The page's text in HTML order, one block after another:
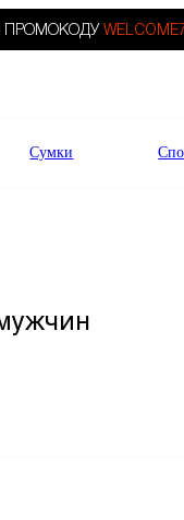
ПРОМОКОДУ
Сумки